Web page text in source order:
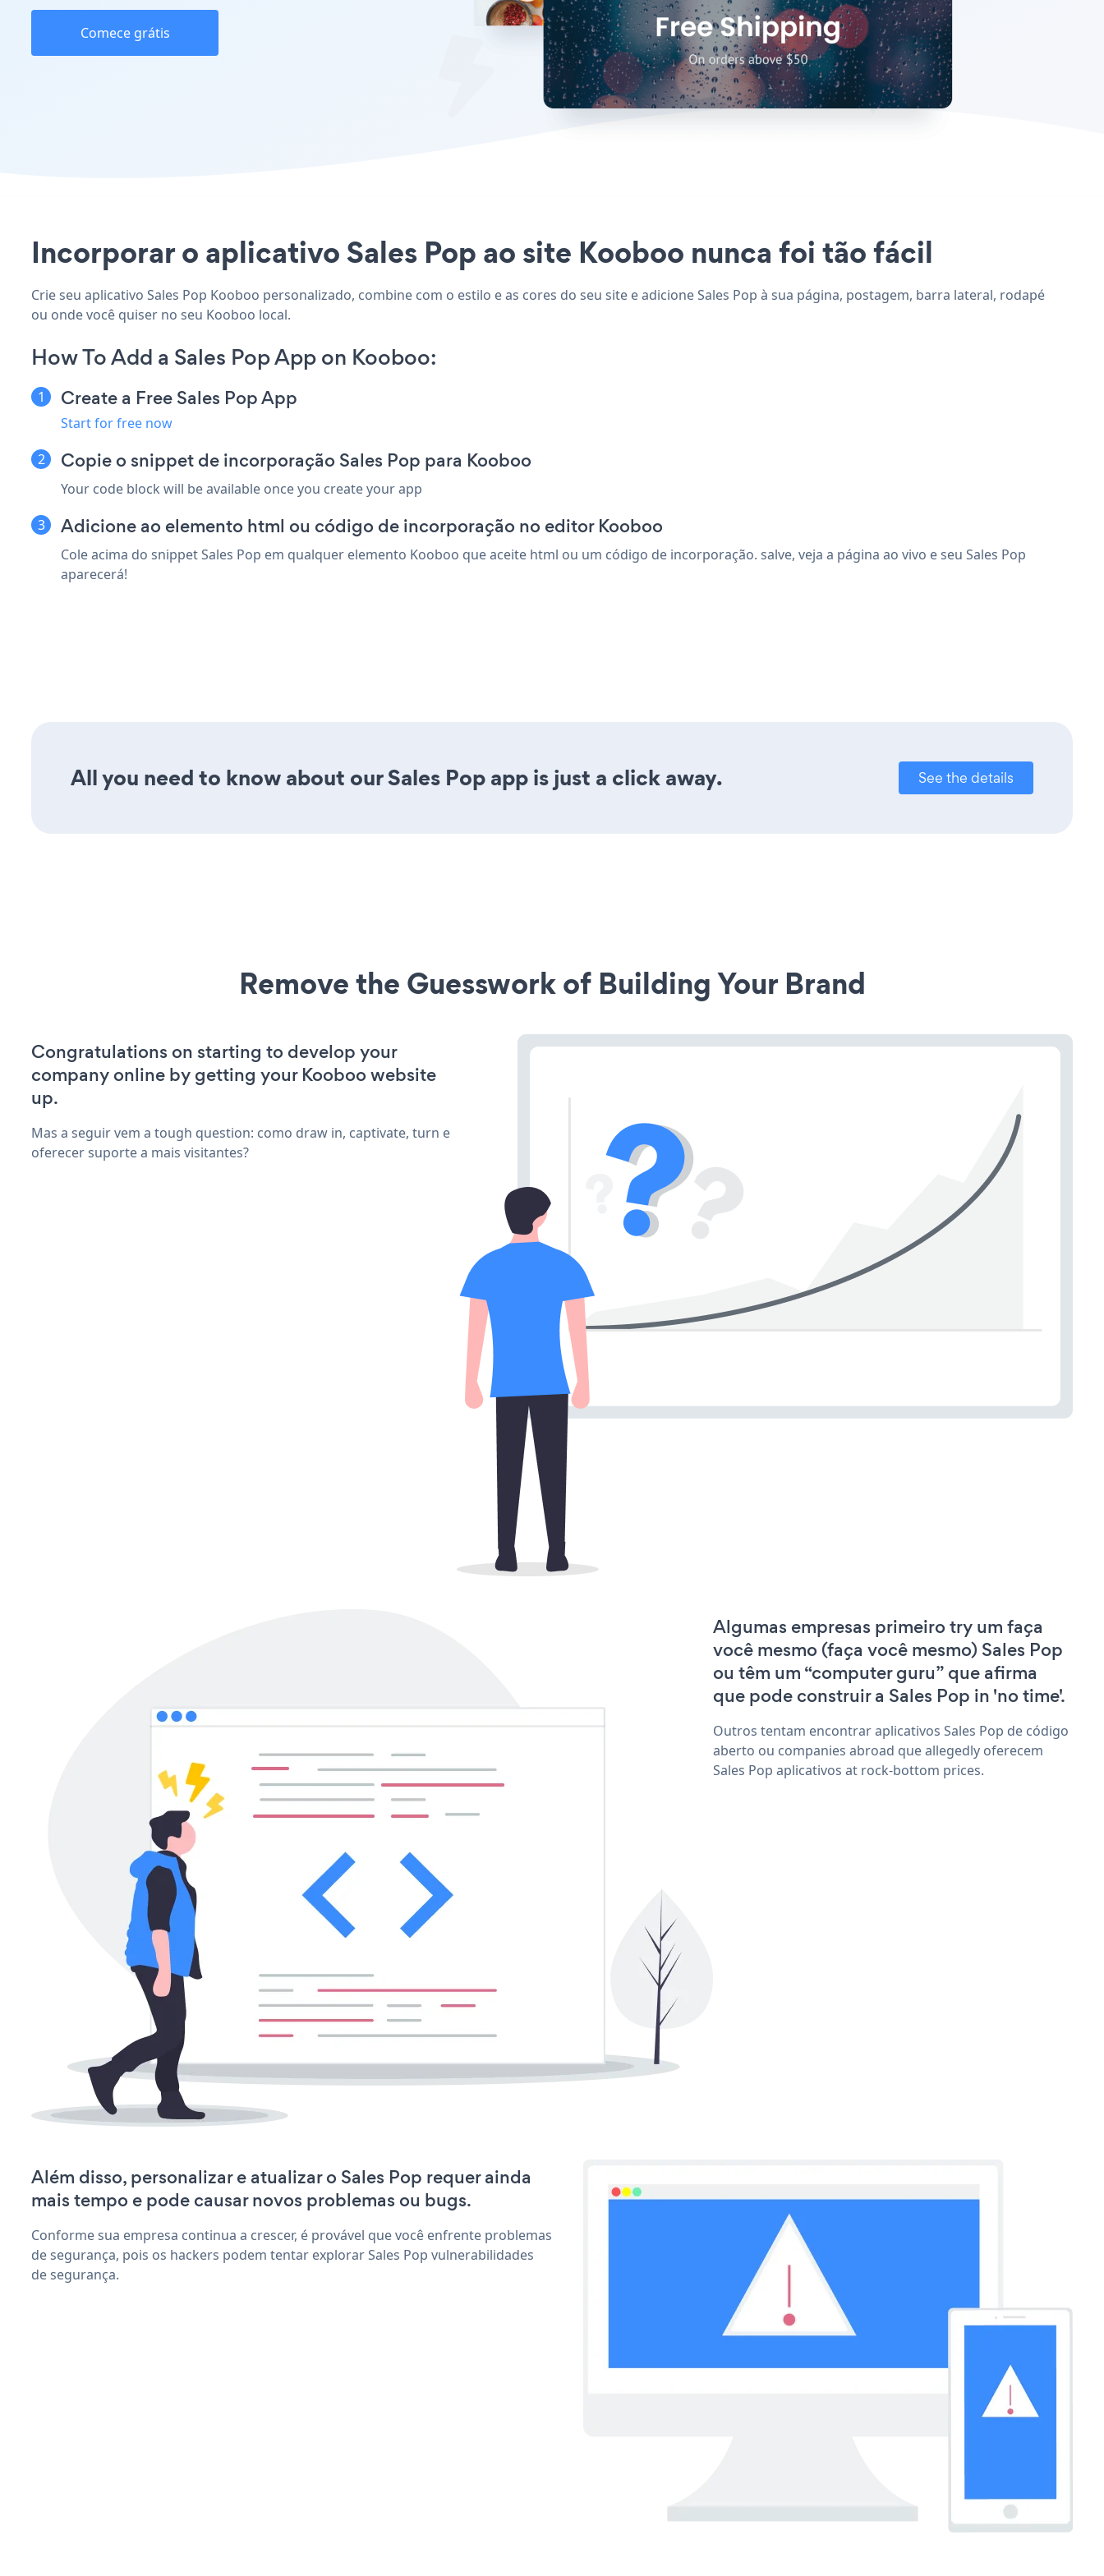
Comece grátis
Incorporar o aplicativo Sales Pop ao site Kooboo nunca foi tão fácil
Crie seu aplicativo Sales Pop Kooboo personalizado, combine com o estilo e as cores do seu site e adicione Sales Pop à sua página, postagem, barra lateral, rodapé
ou onde você quiser no seu Kooboo local.
How To Add a Sales Pop App on Kooboo:
Create a Free Sales Pop App
Start for free now
Copie o snippet de incorporação Sales Pop para Kooboo
Your code block will be available once you create your app
Adicione ao elemento html ou código de incorporação no editor Kooboo
Cole acima do snippet Sales Pop em qualquer elemento Kooboo que aceite html ou um código de incorporação. salve, veja a página ao vivo e seu Sales Pop
aparecerá!
All you need to know about our Sales Pop app is just a click away. See the details
Remove the Guesswork of Building Your Brand
Congratulations on starting to develop your
company online by getting your Kooboo website
up.
Mas a seguir vem a tough question: como draw in, captivate, turn e
oferecer suporte a mais visitantes?
Algumas empresas primeiro try um faça
você mesmo (faça você mesmo) Sales Pop
ou têm um “computer guru” que afirma
que pode construir a Sales Pop in 'no time'.
Outros tentam encontrar aplicativos Sales Pop de código
aberto ou companies abroad que allegedly oferecem
Sales Pop aplicativos at rock-bottom prices.
Além disso, personalizar e atualizar o Sales Pop requer ainda
mais tempo e pode causar novos problemas ou bugs.
Conforme sua empresa continua a crescer, é provável que você enfrente problemas
de segurança, pois os hackers podem tentar explorar Sales Pop vulnerabilidades
de segurança.